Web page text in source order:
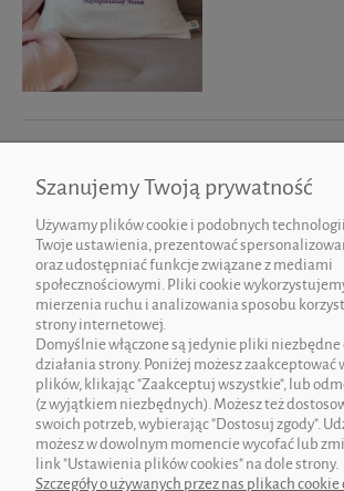
O NAS
OBSŁUGA KLIENTA
INFORMACJE
MOJE KONTO
Szanujemy Twoją prywatność
Używamy plików cookie i podobnych
Twoje ustawienia, prezentować
oraz udostępniać funkcje związane z mediami
społecznościowymi. Pliki cookie
mierzenia ruchu i analizowania sposobu
strony internetowej.
Domyślnie włączone są jedynie pliki
działania strony. Poniżej możesz zaakceptować
plików, klikając "Zaakceptuj wszystkie", lub
(z wyjątkiem niezbędnych). Możesz też
swoich potrzeb, wybierając "Dostosuj zgody".
możesz w dowolnym momencie wycofać lub
link "Ustawienia plików cookies" na dole strony.
Szczegóły o używanych przez nas plikach cookie